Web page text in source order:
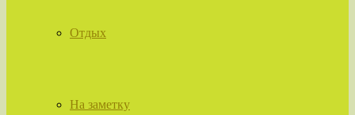
Отдых
На заметку